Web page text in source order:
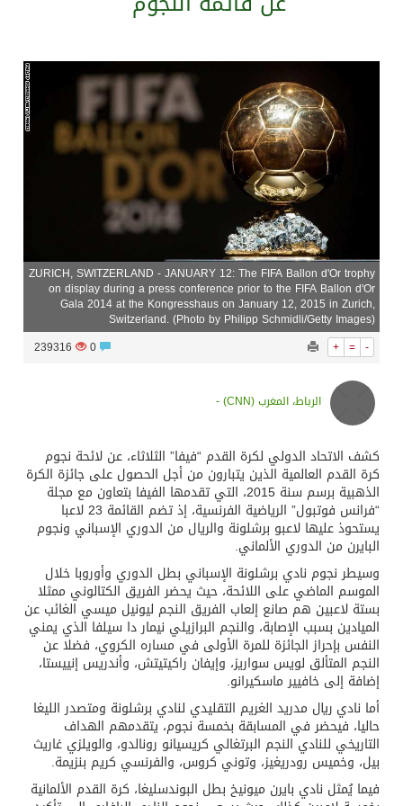
المحكمة العليا غدٍ الخميس هو المكمل لشهر رمضان
ZURICH, SWITZERLAND - JANUARY 12: The FIFA Ballon d'Or trophy
on display during a press conference prior to the FIFA Ballon d'Or
Gala 2014 at the Kongresshaus on January 12, 2015 in Zurich,
Switzerland. (Photo by Philipp Schmidli/Getty Images)
+ = -
239316
الرباط، المغرب (CNN) -
كشف الاتحاد الدولي لكرة القدم “فيفا” الثلاثاء، عن لائحة نجوم
كرة القدم العالمية الذين يتبارون من أجل الحصول على جائزة الكرة
الذهبية برسم سنة 2015، التي تقدمها الفيفا بتعاون مع مجلة
“فرانس فوتبول” الرياضية الفرنسية، إذ تضم القائمة 23 لاعبا
يستحوذ عليها لاعبو برشلونة والريال من الدوري الإسباني ونجوم
البايرن من الدوري الألماني.
وسيطر نجوم نادي برشلونة الإسباني بطل الدوري وأوروبا خلال
الموسم الماضي على اللائحة، حيث يحضر الفريق الكتالوني ممثلا
بستة لاعبين هم صانع إلعاب الفريق النجم ليونيل ميسي الغائب عن
الميادين بسبب الإصابة، والنجم البرازيلي نيمار دا سيلفا الذي يمني
النفس بإحراز الجائزة للمرة الأولى في مساره الكروي، فضلا عن
النجم المتألق لويس سواريز، وإيفان راكيتيتش، وأندريس إنييستا،
إضافة إلى خافيير ماسكيرانو.
أما نادي ريال مدريد الغريم التقليدي لنادي برشلونة ومتصدر الليغا
حاليا، فيحضر في المسابقة بخمسة نجوم، يتقدمهم الهداف
التاريخي للنادي النجم البرتغالي كريسيانو رونالدو، والويلزي غاريث
بيل، وخميس رودريغيز، وتوني كروس، والفرنسي كريم بنزيمة.
فيما يُمثل نادي بايرن ميونيخ بطل البوندسليغا، كرة القدم الألمانية